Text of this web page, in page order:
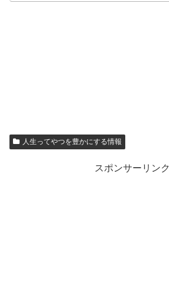
人生ってやつを豊かにする情報
スポンサーリンク